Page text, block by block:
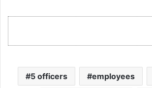
5 officers employees